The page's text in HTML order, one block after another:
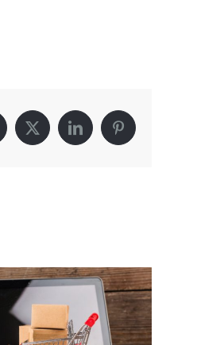
X LinkedInPinterest
A mí también me han dejado
April 16th, 2020